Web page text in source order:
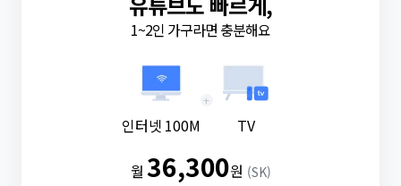
1~2인 가구라면 충분해요
인터넷 100M
+
TV
월36,300원 (SK)